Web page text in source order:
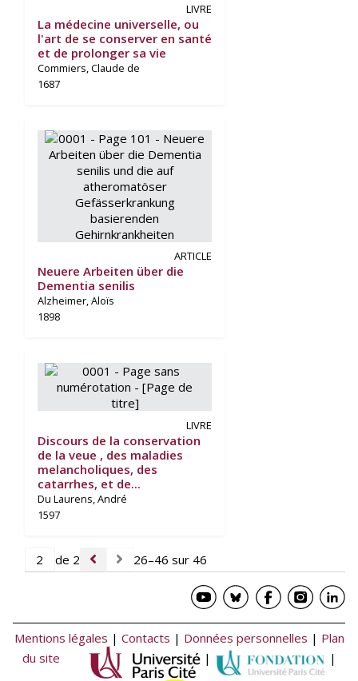
LIVRE
La médecine universelle, ou
l'art de se conserver en santé
et de prolonger sa vie
Commiers, Claude de
1687
ARTICLE
Neuere Arbeiten über die
Dementia senilis
Alzheimer, Aloïs
1898
LIVRE
Discours de la conservation
de la veue , des maladies
melancholiques, des
catarrhes, et de...
Du Laurens, André
1597
de 2 26–46 sur 46
Mentions légales | Contacts | Données personnelles | Plan
du site
| |